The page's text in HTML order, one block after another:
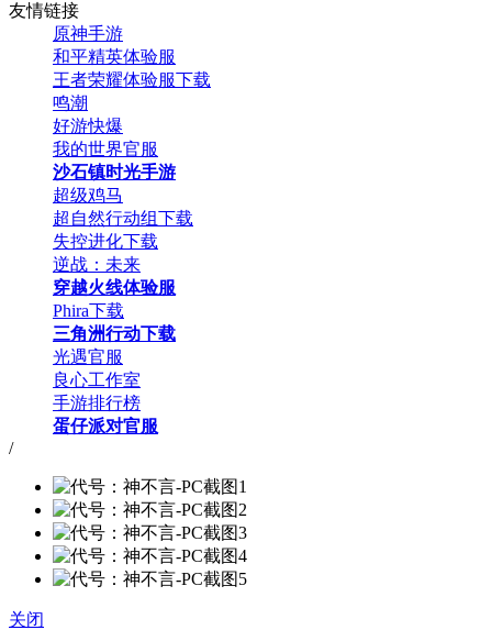
友情链接
原神手游
和平精英体验服
王者荣耀体验服下载
鸣潮
好游快爆
我的世界官服
沙石镇时光手游
超级鸡马
超自然行动组下载
失控进化下载
逆战：未来
穿越火线体验服
Phira下载
三角洲行动下载
光遇官服
良心工作室
手游排行榜
蛋仔派对官服
/
关闭